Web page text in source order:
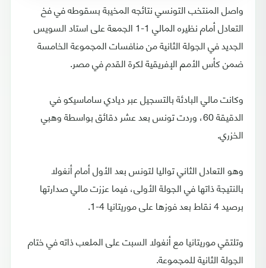
واصل المنتخب التونسي نتائجه المخيبة بسقوطه في فخ
التعادل أمام نظيره المالي 1-1 الجمعة على استاد السويس
الجديد في الجولة الثانية من منافسات المجموعة الخامسة
ضمن كأس الأمم الإفريقية لكرة القدم في مصر.
وكانت مالي البادئة بالتسجيل عبر ديادي ساماسيكو في
الدقيقة 60، وردت تونس بعد عشر دقائق بواسطة وهبي
الخزري.
وهو التعادل الثاني تواليا لتونس بعد الأول أمام أنغولا
بالنتيجة ذاتها في الجولة الأولى، فيما عززت مالي صدارتها
برصيد 4 نقاط بعد فوزها على موريتانيا 4-1.
وتلتقي موريتانيا مع أنغولا السبت على الملعب ذاته في ختام
الجولة الثانية للمجموعة.